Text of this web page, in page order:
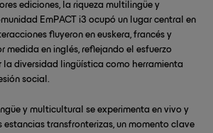
ediciones, la riqueza multilingüe y
EmPACT i3 ocupó un lugar central en
fluyeron en euskera, francés y
medida en inglés, reflejando el esfuerzo
diversidad lingüística como herramienta
social.
y multicultural se experimenta en vivo y
estancias transfronterizas, un momento clave